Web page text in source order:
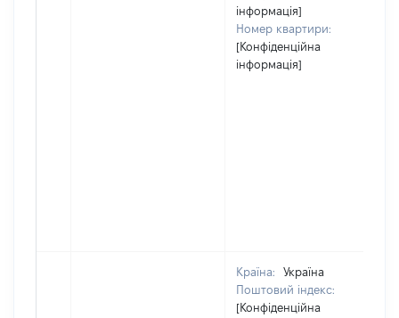
інформація]
Номер квартири:
[Конфіденційна
інформація]
Країна:
Україна
Поштовий індекс:
[Конфіденційна